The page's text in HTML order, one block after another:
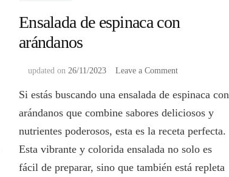
Ensalada de espinaca con
arándanos
updated on 26/11/2023 Leave a Commenton
de
espinaca
arándanos
Si estás buscando una ensalada de espinaca con
arándanos que combine sabores deliciosos y
nutrientes poderosos, esta es la receta perfecta.
Esta vibrante y colorida ensalada no solo es
fácil de preparar, sino que también está repleta